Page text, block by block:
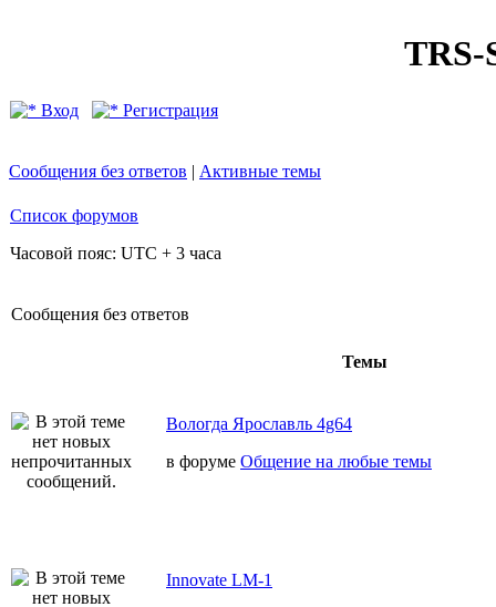
TRS-
Вход Регистрация
Сообщения без ответов | Активные темы
Список форумов
Часовой пояс: UTC + 3 часа
Сообщения без ответов
Темы
Вологда Ярославль 4g64
в форуме Общение на любые темы
Innovate LM-1